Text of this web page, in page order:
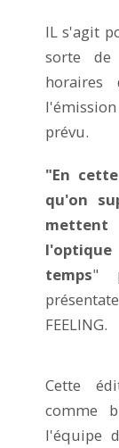
IL s'agit
sorte de
horaires
prévu.
"En
qu'on
mettent
temps"
FEELING.
Cette
comme
l'équipe